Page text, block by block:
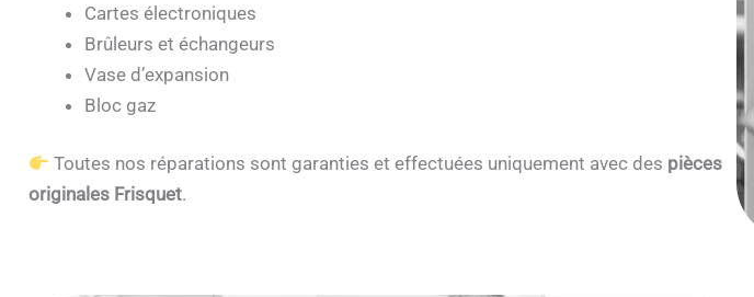
Cartes électroniques
Brûleurs et échangeurs
Vase d’expansion
Bloc gaz
Toutes nos réparations sont garanties et effectuées uniquement avec des pièces
originales Frisquet.